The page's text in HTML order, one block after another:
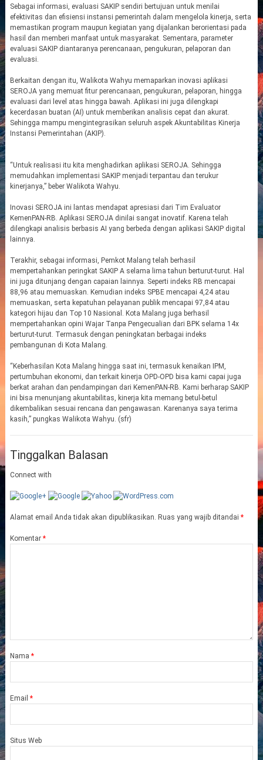
Sebagai informasi, evaluasi SAKIP sendiri bertujuan untuk menilai
efektivitas dan efisiensi instansi pemerintah dalam mengelola kinerja, serta
memastikan program maupun kegiatan yang dijalankan berorientasi pada
hasil dan memberi manfaat untuk masyarakat. Sementara, parameter
evaluasi SAKIP diantaranya perencanaan, pengukuran, pelaporan dan
evaluasi.
Berkaitan dengan itu, Walikota Wahyu memaparkan inovasi aplikasi
SEROJA yang memuat fitur perencanaan, pengukuran, pelaporan, hingga
evaluasi dari level atas hingga bawah. Aplikasi ini juga dilengkapi
kecerdasan buatan (AI) untuk memberikan analisis cepat dan akurat.
Sehingga mampu mengintegrasikan seluruh aspek Akuntabilitas Kinerja
Instansi Pemerintahan (AKIP).
“Untuk realisasi itu kita menghadirkan aplikasi SEROJA. Sehingga
memudahkan implementasi SAKIP menjadi terpantau dan terukur
kinerjanya,” beber Walikota Wahyu.
Inovasi SEROJA ini lantas mendapat apresiasi dari Tim Evaluator
KemenPAN-RB. Aplikasi SEROJA dinilai sangat inovatif. Karena telah
dilengkapi analisis berbasis AI yang berbeda dengan aplikasi SAKIP digital
lainnya.
Terakhir, sebagai informasi, Pemkot Malang telah berhasil
mempertahankan peringkat SAKIP A selama lima tahun berturut-turut. Hal
ini juga ditunjang dengan capaian lainnya. Seperti indeks RB mencapai
88,96 atau memuaskan. Kemudian indeks SPBE mencapai 4,24 atau
memuaskan, serta kepatuhan pelayanan publik mencapai 97,84 atau
kategori hijau dan Top 10 Nasional. Kota Malang juga berhasil
mempertahankan opini Wajar Tanpa Pengecualian dari BPK selama 14x
berturut-turut. Termasuk dengan peningkatan berbagai indeks
pembangunan di Kota Malang.
“Keberhasilan Kota Malang hingga saat ini, termasuk kenaikan IPM,
pertumbuhan ekonomi, dan terkait kinerja OPD-OPD bisa kami capai juga
berkat arahan dan pendampingan dari KemenPAN-RB. Kami berharap SAKIP
ini bisa menunjang akuntabilitas, kinerja kita memang betul-betul
dikembalikan sesuai rencana dan pengawasan. Karenanya saya terima
kasih,” pungkas Walikota Wahyu. (sfr)
Tinggalkan Balasan
Connect with
Alamat email Anda tidak akan dipublikasikan. Ruas yang wajib ditandai *
Komentar *
Nama *
Email *
Situs Web